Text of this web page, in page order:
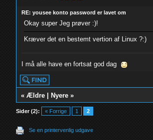
RE: yousee konto password er lavet om
Okay super Jeg prøver :)!
Kræver det en bestemt vertion af Linux ?:)
I må alle have en fortsat god dag
«Ældre Nyere »
Sider (2): « Forrige 1 2
Se en printervenlig udgave